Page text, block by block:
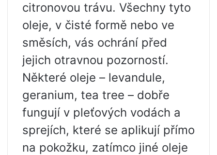
citronovou trávu. Všechny tyto
oleje, v čisté formě nebo ve
směsích, vás ochrání před
jejich otravnou pozorností.
Některé oleje – levandule,
geranium, tea tree – dobře
fungují v pleťových vodách a
sprejích, které se aplikují přímo
na pokožku, zatímco jiné oleje